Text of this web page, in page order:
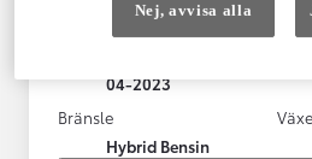
04-2023
Bränsle
Hybrid Bensin
Nej, avvisa alla